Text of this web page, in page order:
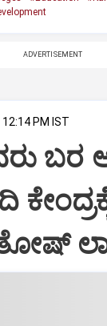
ADVERTISEMENT
12:14 PM IST
ಬರ